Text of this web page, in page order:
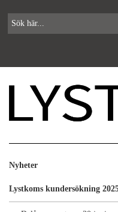
Nyheter
Lystkoms kundersökning